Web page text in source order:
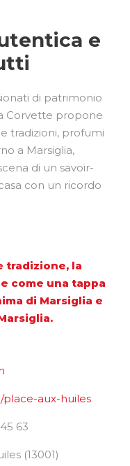
e
di patrimonio
Corvette propone
tradizioni, profumi
a Marsiglia,
di un savoir-
con un ricordo
tradizione, la
come una tappa
di Marsiglia e
aux-huiles
63
(13001)